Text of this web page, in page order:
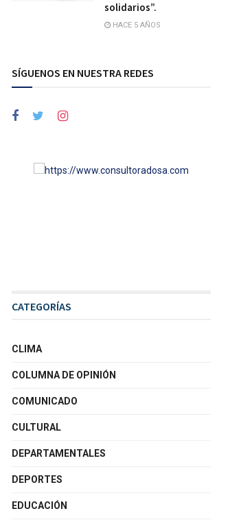
solidarios”.
HACE 5 AÑOS
SÍGUENOS EN NUESTRA REDES
CATEGORÍAS
CLIMA
COLUMNA DE OPINIÓN
COMUNICADO
CULTURAL
DEPARTAMENTALES
DEPORTES
EDUCACIÓN